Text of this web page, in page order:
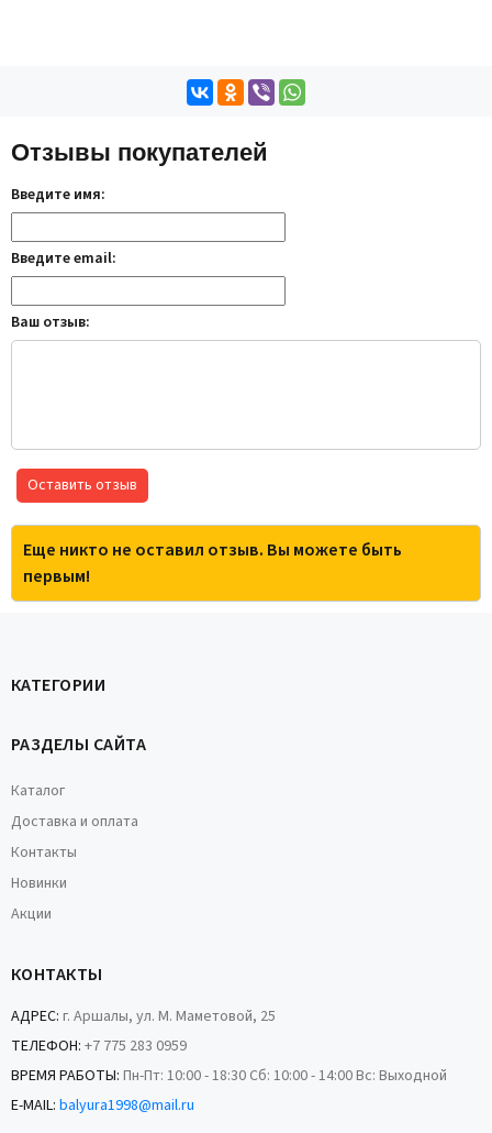
Отзывы покупателей
Введите имя:
Введите email:
Ваш отзыв:
Оставить отзыв
Еще никто не оставил отзыв. Вы можете быть
первым!
КАТЕГОРИИ
РАЗДЕЛЫ САЙТА
Каталог
Доставка и оплата
Контакты
Новинки
Акции
КОНТАКТЫ
АДРЕС: г. Аршалы, ул. М. Маметовой, 25
ТЕЛЕФОН: +7 775 283 0959
ВРЕМЯ РАБОТЫ: Пн-Пт: 10:00 - 18:30 Сб: 10:00 - 14:00 Вс: Выходной
E-MAIL: balyura1998@mail.ru